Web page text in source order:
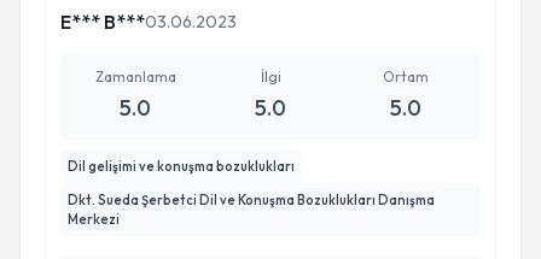
E*** B***03.06.2023
Zamanlama
5.0
İlgi
5.0
Ortam
5.0
Dil gelişimi ve konuşma bozuklukları
Dkt. Sueda Şerbetci Dil ve Konuşma Bozuklukları Danışma
Merkezi